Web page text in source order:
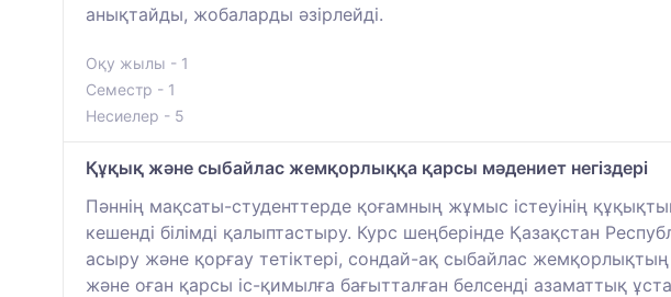
анықтайды, жобаларды әзірлейді.
Оқу жылы - 1
Семестр - 1
Несиелер - 5
Құқық және сыбайлас жемқорлыққа қарсы мәдениет негіздері
Пәннің мақсаты-студенттерде қоғамның жұмыс істеуінің
кешенді білімді қалыптастыру. Курс шеңберінде Қазақстан
асыру және қорғау тетіктері, сондай-ақ сыбайлас
және оған қарсы іс-қимылға бағытталған белсенді азаматтық